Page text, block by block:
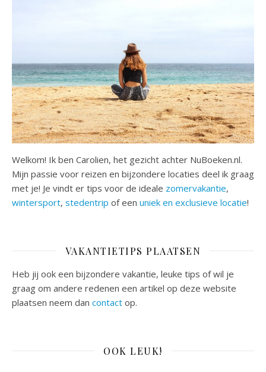
Welkom! Ik ben Carolien, het gezicht achter NuBoeken.nl.
Mijn passie voor reizen en bijzondere locaties deel ik graag
met je! Je vindt er tips voor de ideale zomervakantie,
wintersport, stedentrip of een uniek en exclusieve locatie!
VAKANTIETIPS PLAATSEN
Heb jij ook een bijzondere vakantie, leuke tips of wil je
graag om andere redenen een artikel op deze website
plaatsen neem dan contact op.
OOK LEUK!